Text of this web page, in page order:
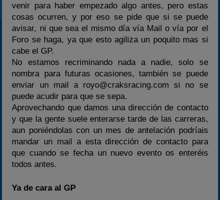
venir para haber empezado algo antes, pero estas
cosas ocurren, y por eso se pide que si se puede
avisar, ni que sea el mismo día vía Mail o vía por el
Foro se haga, ya que esto agiliza un poquito mas si
cabe el GP.
No estamos recriminando nada a nadie, solo se
nombra para futuras ocasiones, también se puede
enviar un mail a royo@craksracing.com si no se
puede acudir para que se sepa.
Aprovechando que damos una dirección de contacto
y que la gente suele enterarse tarde de las carreras,
aun poniéndolas con un mes de antelación podríais
mandar un mail a esta dirección de contacto para
que cuando se fecha un nuevo evento os enteréis
todos antes.
Ya de cara al GP